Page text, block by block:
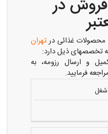
در
غذائی درتهران
تخصصهای ذیل دارد:
و ارسال رزومه، به
فرمایید.
شغل